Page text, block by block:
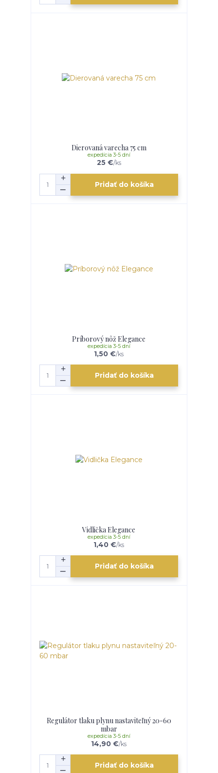
Dierovaná varecha 75 cm
25 €/ks
expedícia 3-5 dní
Pridať do košíka
Príborový nôž Elegance
1,50 €/ks
expedícia 3-5 dní
Pridať do košíka
Vidlička Elegance
1,40 €/ks
expedícia 3-5 dní
Pridať do košíka
Regulátor tlaku plynu nastaviteľný 20-60
mbar
14,90 €/ks
expedícia 3-5 dní
Pridať do košíka